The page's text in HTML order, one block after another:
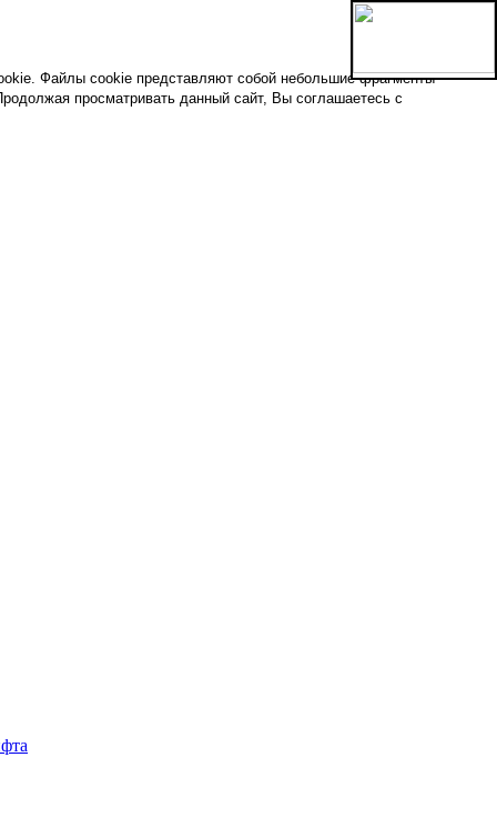
Файлы cookie представляют собой небольшие фрагменты
просматривать данный сайт, Вы соглашаетесь с